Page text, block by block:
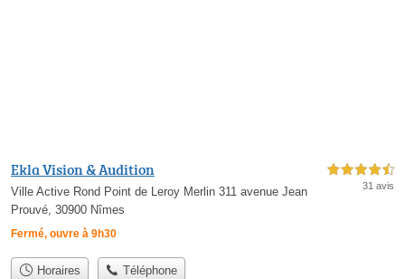
Ekla Vision & Audition
Ville Active Rond Point de Leroy Merlin 311 avenue Jean
Prouvé, 30900 Nîmes
Fermé, ouvre à 9h30
4,5 étoiles sur 5
31 avis
Horaires Téléphone